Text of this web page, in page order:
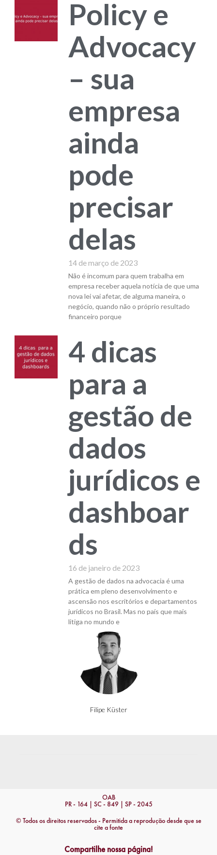
Filipe Küster
Policy e
Advocacy
– sua
empresa
ainda
pode
precisar
delas
14 de março de 2023
Não é incomum para quem trabalha em
empresa receber aquela notícia de que uma
nova lei vai afetar, de alguma maneira, o
negócio, quando não o próprio resultado
financeiro porque
4 dicas
para a
gestão de
dados
jurídicos e
dashboar
ds
16 de janeiro de 2023
A gestão de dados na advocacia é uma
prática em pleno desenvolvimento e
ascensão nos escritórios e departamentos
jurídicos no Brasil. Mas no país que mais
litiga no mundo e
OAB
PR - 164 | SC - 849 | SP - 2045
© Todos os direitos reservados - Permitida a reprodução desde que se
cite a fonte
Compartilhe nossa página!